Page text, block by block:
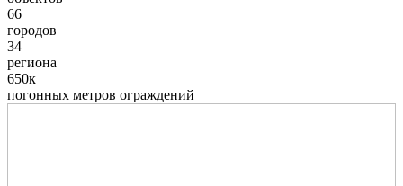
66
городов
34
региона
650к
погонных метров ограждений